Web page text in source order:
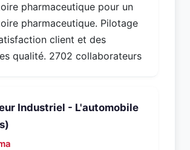
pharmaceutique pour un
pharmaceutique. Pilotage
client et des
qualité. 2702 collaborateurs
Industriel - L'automobile